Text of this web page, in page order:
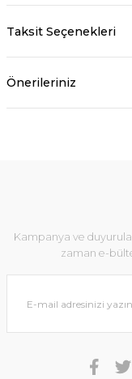
Taksit Seçenekleri
Önerileriniz
Kampanya ve
zaman e-